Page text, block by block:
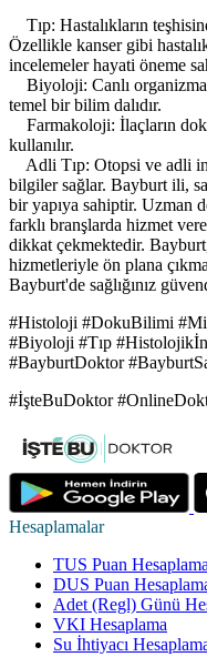
Tıp: Hastalıkların
Özellikle kanser gibi
incelemeler hayati öneme
Biyoloji: Canlı
temel bir bilim dalıdır.
Farmakoloji: İlaçların
kullanılır.
Adli Tıp: Otopsi ve adli
bilgiler sağlar. Bayburt ili,
bir yapıya sahiptir. Uzman
farklı branşlarda hizmet
dikkat çekmektedir.
hizmetleriyle ön plana
Bayburt'de sağlığınız
#Histoloji #DokuBilimi
#Biyoloji #Tıp
#BayburtDoktor
#İşteBuDoktor
Hesaplamalar
TUS Puan
DUS Puan
Adet (Regl) Günü
VKI Hesaplama
Su İhtiyacı